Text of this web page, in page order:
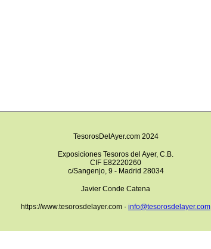
TesorosDelAyer.com 2024
Exposiciones Tesoros del Ayer, C.B.
CIF E82220260
c/Sangenjo, 9 - Madrid 28034
Javier Conde Catena
https://www.tesorosdelayer.com · info@tesorosdelayer.com